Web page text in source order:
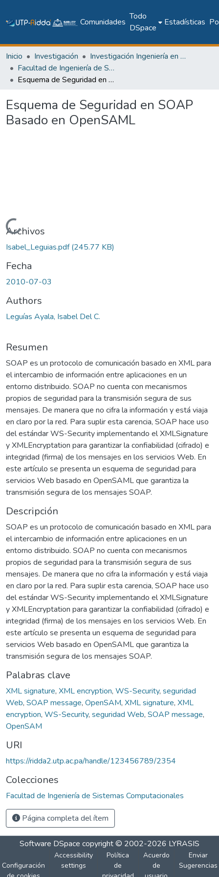
Comunidades
Todo
DSpace
Estadísticas
Inicio Investigación
Investigación Ingeniería en computación e informática
Facultad de Ingeniería de Sistemas Computacionales
Esquema de Seguridad en SOAP Basado en OpenSAML
Esquema de Seguridad en SOAP
Basado en OpenSAML
Cargando...
Archivos
Isabel_Leguias.pdf(245.77 KB)
Fecha
2010-07-03
Authors
Leguías Ayala, Isabel Del C.
Resumen
SOAP es un protocolo de comunicación basado en XML para
el intercambio de información entre aplicaciones en un
entorno distribuido. SOAP no cuenta con mecanismos
propios de seguridad para la transmisión segura de sus
mensajes. De manera que no cifra la información y está viaja
en claro por la red. Para suplir esta carencia, SOAP hace uso
del estándar WS-Security implementando el XMLSignature
y XMLEncryptation para garantizar la confiabilidad (cifrado) e
integridad (firma) de los mensajes en los servicios Web. En
este artículo se presenta un esquema de seguridad para
servicios Web basado en OpenSAML que garantiza la
transmisión segura de los mensajes SOAP.
Descripción
SOAP es un protocolo de comunicación basado en XML para
el intercambio de información entre aplicaciones en un
entorno distribuido. SOAP no cuenta con mecanismos
propios de seguridad para la transmisión segura de sus
mensajes. De manera que no cifra la información y está viaja
en claro por la red. Para suplir esta carencia, SOAP hace uso
del estándar WS-Security implementando el XMLSignature
y XMLEncryptation para garantizar la confiabilidad (cifrado) e
integridad (firma) de los mensajes en los servicios Web. En
este artículo se presenta un esquema de seguridad para
servicios Web basado en OpenSAML que garantiza la
transmisión segura de los mensajes SOAP.
Palabras clave
XML signature, XML encryption, WS-Security, seguridad
Web, SOAP message, OpenSAM, XML signature, XML
encryption, WS-Security, seguridad Web, SOAP message,
OpenSAM
URI
https://ridda2.utp.ac.pa/handle/123456789/2354
Colecciones
Facultad de Ingeniería de Sistemas Computacionales
Página completa del ítem
Software DSpace copyright © 2002-2026 LYRASIS
Configuración
Accessibility
settings
Política
de
Acuerdo
de
Enviar
Sugerencias